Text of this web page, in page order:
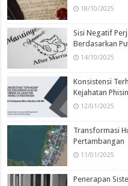
18/10/2025
Sisi Negatif
Berdasarkan
14/10/2025
Konsistensi
Kejahatan
12/01/2025
Transformasi
Pertambangan
11/01/2025
Penerapan